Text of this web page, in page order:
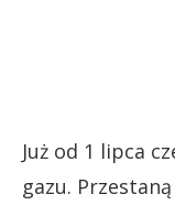
Już od 1 lipca
gazu.